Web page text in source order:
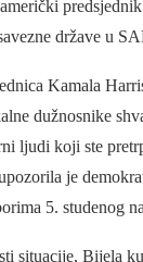
države u
Kamala
dužnosnike
ljudi koji ste
je
5. studenog
situacije, Bijela